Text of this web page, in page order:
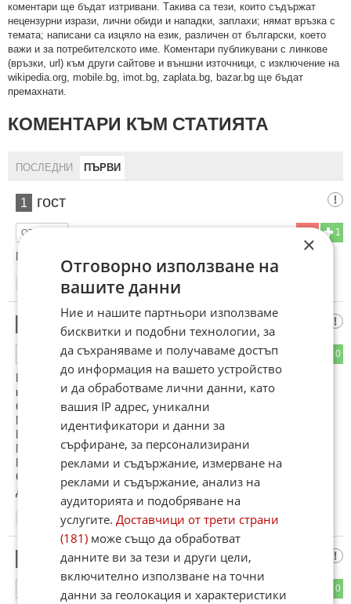
кoмeнтaри щe бъдaт изтривaни. Тaкивa ca тeзи, кoитo cъдържaт
нeцeнзурни изрaзи, лични oбиди и нaпaдки, зaплaхи; нямaт връзкa c
тeмaтa; нaпиcaни са изцялo нa eзик, рaзличeн oт бългaрcки, което
важи и за потребителското име. Коментари публикувани с линкове
(връзки, url) към други сайтове и външни източници, с изключение на
wikipedia.org, mobile.bg, imot.bg, zaplata.bg, bazar.bg ще бъдат
премахнати.
КОМЕНТАРИ КЪМ СТАТИЯТА
ПОСЛЕДНИ ПЪРВИ
1 гост
1
0
ОТГОВОР
Поздравления, чудесно е!
11.01.2013
Трибал
0
ОТГОВОР
Браво Ясене!Познаваш ме повече като безпартиен,от
колкото Трибал.Още може да се добави към написаното
братко!Например–
Мол=еврейн
Вива Тел=Тел Авив
Милиция=Мусат,Кгб,Дс
Българин=Роб с над 500 години стаж,овца....
Още може да ми роди главата но нека оставим място и за
другите!
11.01.2013
муспи
0
×
Отговорно използване на
вашите данни
Ние и нашите партньори използваме
бисквитки и подобни технологии, за
да съхраняваме и получаваме достъп
до информация на вашето устройство
и да обработваме лични данни, като
вашия IP адрес, уникални
идентификатори и данни за
сърфиране, за персонализирани
реклами и съдържание, измерване на
реклами и съдържание, анализ на
аудиторията и подобряване на
услугите.Доставчици от трети страни
(181) може също да обработват
данните ви за тези и други цели,
включително използване на точни
данни за геолокация и характеристики